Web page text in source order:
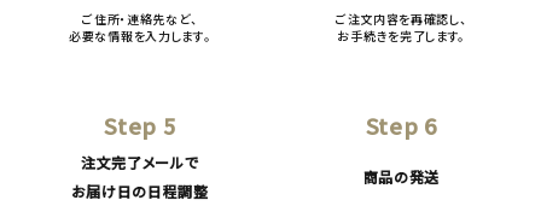
ご住所・連絡先など、
必要な情報を入力します。
ご注文内容を再確認し、
お手続きを完了します。
Step 5
注文完了メールで
お届け日の日程調整
Step 6
商品の発送